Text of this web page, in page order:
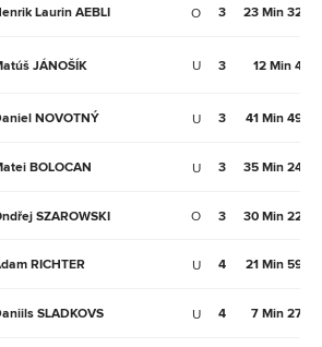
Laurin AEBLI O 3 23 Min
JÁNOŠÍK U 3 12 Min
NOVOTNÝ U 3 41 Min
BOLOCAN U 3 35 Min
SZAROWSKI O 3 30 Min
RICHTER U 4 21 Min
SLADKOVS U 4 7 Min